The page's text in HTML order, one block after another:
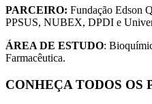
PARCEIRO: Fundação Edson
PPSUS, NUBEX, DPDI e
ÁREA DE ESTUDO:
Farmacêutica.
CONHEÇA TODOS OS